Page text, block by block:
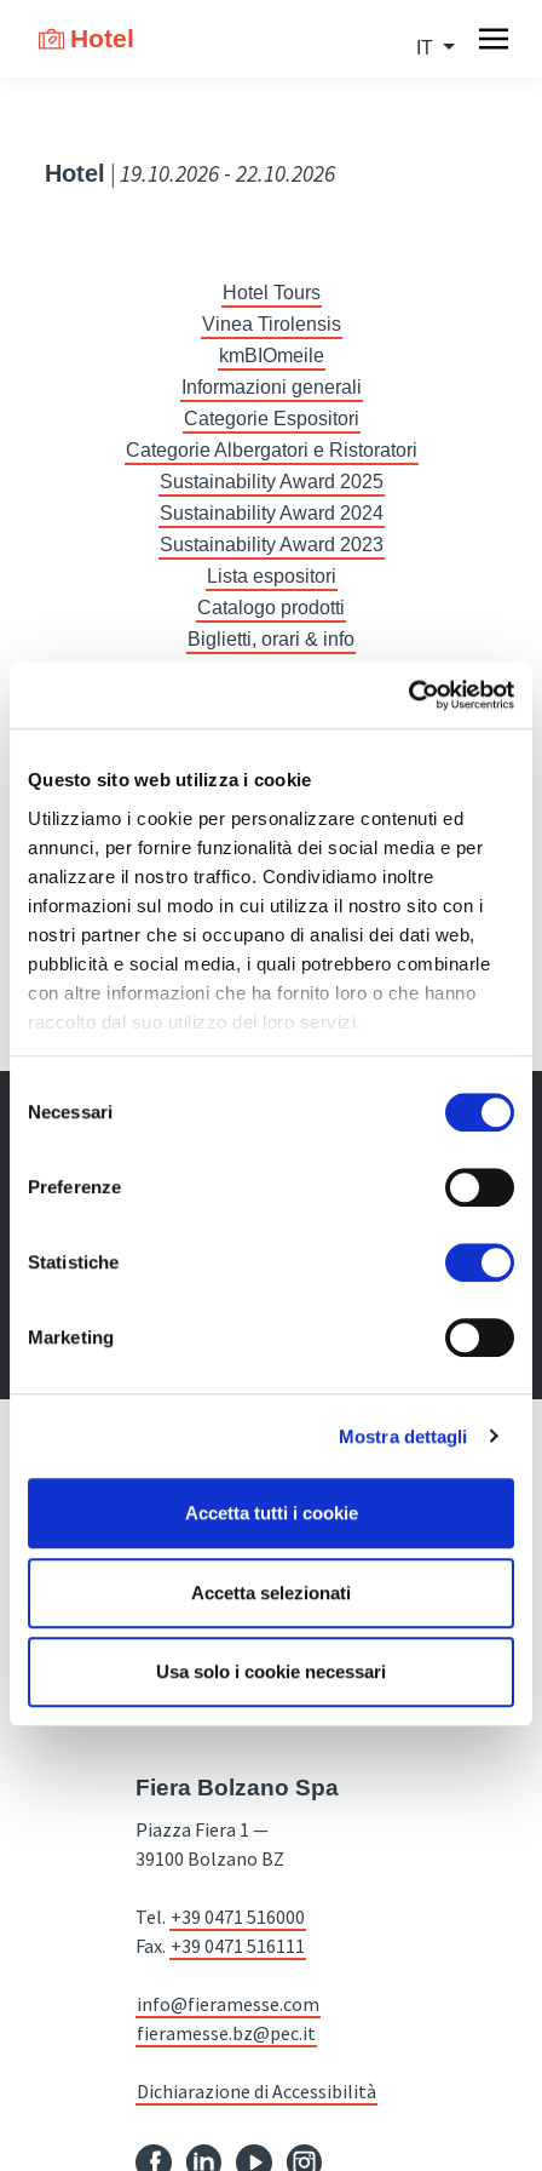
Questo sito web utilizza i cookie
Utilizziamo i cookie per personalizzare contenuti ed
annunci, per fornire funzionalità dei social media e per
analizzare il nostro traffico. Condividiamo inoltre
informazioni sul modo in cui utilizza il nostro sito con i
nostri partner che si occupano di analisi dei dati web,
pubblicità e social media, i quali potrebbero combinarle
con altre informazioni che ha fornito loro o che hanno
raccolto dal suo utilizzo dei loro servizi.
delNecessari
Preferenze
Statistiche
Marketing
Mostra dettagli
Accetta tutti i cookie
Accetta selezionati
Usa solo i cookie necessari
Hotel IT
Hotel | 19.10.2026 - 22.10.2026
Hotel Tours
Vinea Tirolensis
kmBIOmeile
Informazioni generali
Categorie Espositori
Categorie Albergatori e Ristoratori
Sustainability Award 2025
Sustainability Award 2024
Sustainability Award 2023
Lista espositori
Catalogo prodotti
Biglietti, orari & info
Alberghi
Pianifica presenza
Stand e logistica
Area espositori
Accredito stampa
Comunicati stampa
Newsletter
informazioni utili in anteprima! Naturalmente senza
Iscriviti alla Newsletter
Fiera Bolzano Spa
Piazza Fiera 1 —
39100 Bolzano BZ
Tel. +39 0471 516000
Fax. +39 0471 516111
info@fieramesse.com
fieramesse.bz@pec.it
Dichiarazione di Accessibilità